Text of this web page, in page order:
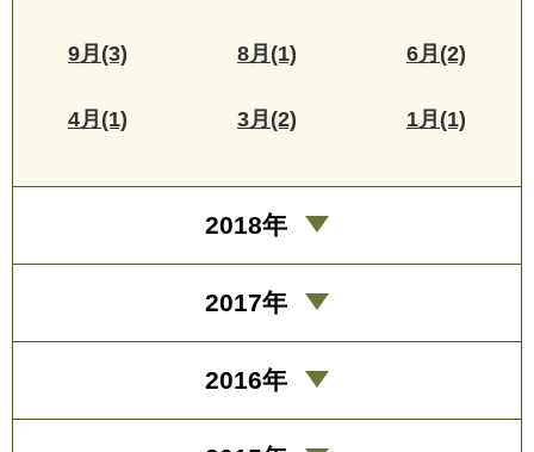
9月(3) 8月(1) 6月(2)
4月(1) 3月(2) 1月(1)
2018年
2017年
2016年